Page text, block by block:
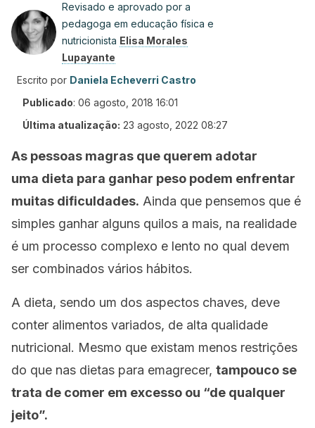
Revisado e aprovado por a
pedagoga em educação física e
nutricionista Elisa Morales
Lupayante
Escrito por Daniela Echeverri Castro
Publicado: 06 agosto, 2018 16:01
Última atualização: 23 agosto, 2022 08:27
As pessoas magras que querem adotar
uma dieta para ganhar peso podem enfrentar
muitas dificuldades. Ainda que pensemos que é
simples ganhar alguns quilos a mais, na realidade
é um processo complexo e lento no qual devem
ser combinados vários hábitos.
A dieta, sendo um dos aspectos chaves, deve
conter alimentos variados, de alta qualidade
nutricional. Mesmo que existam menos restrições
do que nas dietas para emagrecer, tampouco se
trata de comer em excesso ou “de qualquer
jeito”.